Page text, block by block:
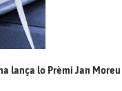
lança lo Prèmi Jan